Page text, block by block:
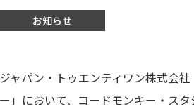
お知らせ
ジャパン・トゥエンティワン株式会
ー」において、コードモンキー・ス